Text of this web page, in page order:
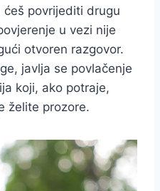
povrijediti drugu
u vezi nije
otvoren razgovor.
javlja se povlačenje
koji, ako potraje,
želite prozore.